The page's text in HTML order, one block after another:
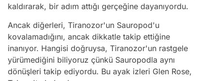
kaldırarak, bir adım attığı gerçeğine dayanıyordu.
Ancak diğerleri, Tiranozor'un Sauropod'u
kovalamadığını, ancak dikkatle takip ettiğine
inanıyor. Hangisi doğruysa, Tiranozor'un rastgele
yürümediğini biliyoruz çünkü Sauropodla aynı
dönüşleri takip ediyordu. Bu ayak izleri Glen Rose,